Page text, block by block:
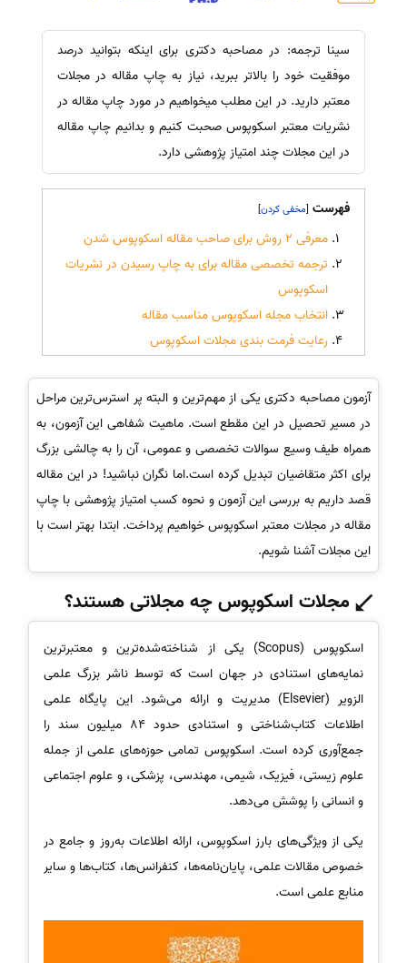
سینا ترجمه: در مصاحبه دکتری برای اینکه بتوانید درصد
موفقیت خود را بالاتر ببرید، نیاز به چاپ مقاله در مجلات
معتبر دارید. در این مطلب میخواهیم در مورد چاپ مقاله در
نشریات معتبر اسکوپوس صحبت کنیم و بدانیم چاپ مقاله
در این مجلات چند امتیاز پژوهشی دارد.
فهرست [
]
معرفی 2 روش برای صاحب مقاله اسکوپوس شدن
ترجمه تخصصی مقاله برای به چاپ رسیدن در نشریات
اسکوپوس
انتخاب مجله اسکوپوس مناسب مقاله
رعایت فرمت بندی مجلات اسکوپوس
آزمون مصاحبه دکتری یکی از مهم‌ترین و البته پر استرس‌ترین مراحل
در مسیر تحصیل در این مقطع است. ماهیت شفاهی این آزمون، به
همراه طیف وسیع سوالات تخصصی و عمومی، آن را به چالشی بزرگ
برای اکثر متقاضیان تبدیل کرده است.اما نگران نباشید! در این مقاله
قصد داریم به بررسی این آزمون و نحوه کسب امتیاز پژوهشی با چاپ
مقاله در مجلات معتبر اسکوپوس خواهیم پرداخت. ابتدا بهتر است با
این مجلات آشنا شویم.
مجلات اسکوپوس چه مجلاتی هستند؟
اسکوپوس (Scopus) یکی از شناخته‌شده‌ترین و معتبرترین
نمایه‌های استنادی در جهان است که توسط ناشر بزرگ علمی
الزویر (Elsevier) مدیریت و ارائه می‌شود. این پایگاه علمی
اطلاعات کتاب‌شناختی و استنادی حدود 84 میلیون سند را
جمع‌آوری کرده است. اسکوپوس تمامی حوزه‌های علمی از جمله
علوم زیستی، فیزیک، شیمی، مهندسی، پزشکی، و علوم اجتماعی
و انسانی را پوشش می‌دهد.
یکی از ویژگی‌های بارز اسکوپوس، ارائه اطلاعات به‌روز و جامع در
خصوص مقالات علمی، پایان‌نامه‌ها، کنفرانس‌ها، کتاب‌ها و سایر
منابع علمی است.